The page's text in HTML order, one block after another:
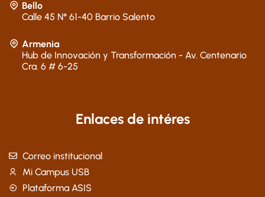
Bello
Calle 45 N° 61-40 Barrio Salento
Armenia
Hub de Innovación y Transformación - Av. Centenario
Cra. 6 # 6-25
Enlaces de intéres
Correo institucional
Mi Campus USB
Plataforma ASIS